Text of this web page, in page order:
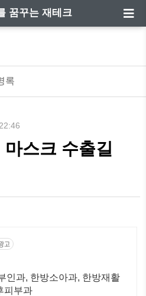
꿈꾸는 재테크
록
스크 수출길
고
인과, 한방소아과, 한방재활
피부과